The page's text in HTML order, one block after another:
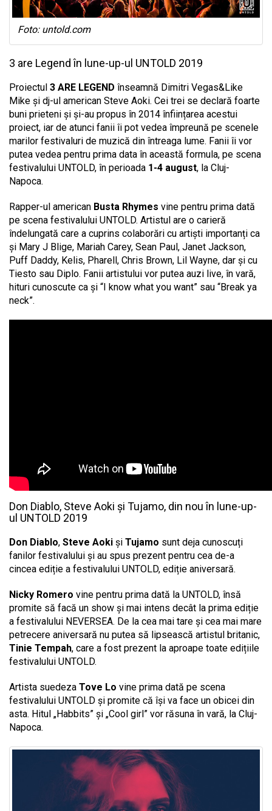
Foto: untold.com
3 are Legend în lune-up-ul UNTOLD 2019
Proiectul 3 ARE LEGEND înseamnă Dimitri Vegas&Like
Mike și dj-ul american Steve Aoki. Cei trei se declară foarte
buni prieteni și și-au propus în 2014 înființarea acestui
proiect, iar de atunci fanii îi pot vedea împreună pe scenele
marilor festivaluri de muzică din întreaga lume. Fanii îi vor
putea vedea pentru prima data în această formula, pe scena
festivalului UNTOLD, în perioada 1-4 august, la Cluj-
Napoca.
Rapper-ul american Busta Rhymes vine pentru prima dată
pe scena festivalului UNTOLD. Artistul are o carieră
îndelungată care a cuprins colaborări cu artiști importanți ca
și Mary J Blige, Mariah Carey, Sean Paul, Janet Jackson,
Puff Daddy, Kelis, Pharell, Chris Brown, Lil Wayne, dar și cu
Tiesto sau Diplo. Fanii artistului vor putea auzi live, în vară,
hituri cunoscute ca și “I know what you want” sau “Break ya
neck”.
Don Diablo, Steve Aoki și Tujamo, din nou în lune-up-
ul UNTOLD 2019
Don Diablo, Steve Aoki și Tujamo sunt deja cunoscuți
fanilor festivalului și au spus prezent pentru cea de-a
cincea ediție a festivalului UNTOLD, ediție aniversară.
Nicky Romero vine pentru prima dată la UNTOLD, însă
promite să facă un show și mai intens decât la prima ediție
a festivalului NEVERSEA. De la cea mai tare și cea mai mare
petrecere aniversară nu putea să lipsească artistul britanic,
Tinie Tempah, care a fost prezent la aproape toate edițiile
festivalului UNTOLD.
Artista suedeza Tove Lo vine prima dată pe scena
festivalului UNTOLD și promite că își va face un obicei din
asta. Hitul „Habbits” și „Cool girl” vor răsuna în vară, la Cluj-
Napoca.